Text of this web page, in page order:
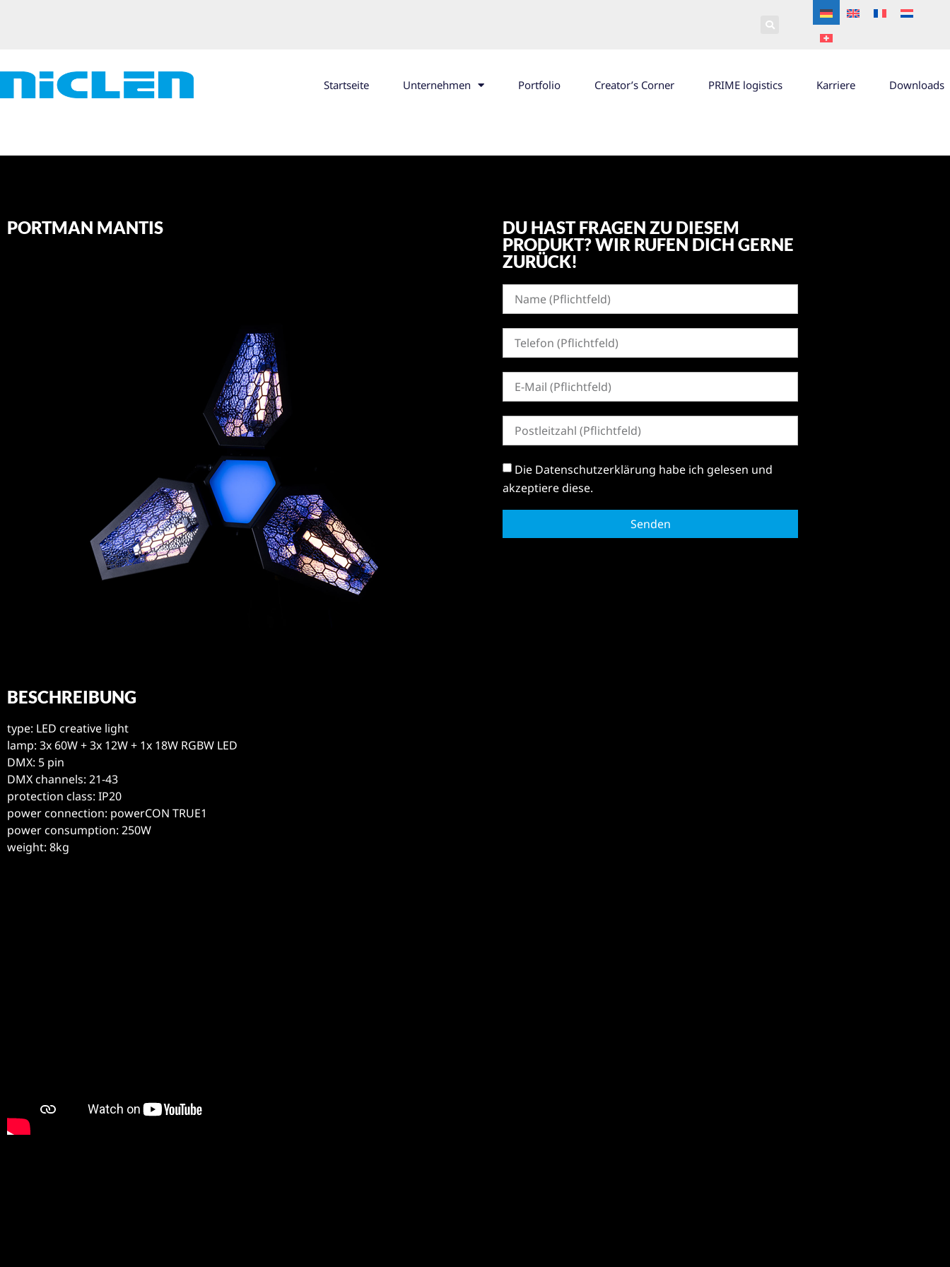
Startseite Unternehmen Portfolio Creator’s Corner PRIME logistics Karriere Downloads
PORTMAN MANTIS
BESCHREIBUNG
type: LED creative light
lamp: 3x 60W + 3x 12W + 1x 18W RGBW LED
DMX: 5 pin
DMX channels: 21-43
protection class: IP20
power connection: powerCON TRUE1
power consumption: 250W
weight: 8kg
DU HAST FRAGEN ZU DIESEM
PRODUKT? WIR RUFEN DICH GERNE
ZURÜCK!
Die Datenschutzerklärung habe ich gelesen und
akzeptiere diese.
Senden